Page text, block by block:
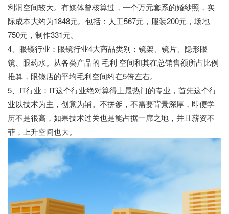
利润空间较大。有媒体曾核算过，一个万元套系的婚纱照，实
际成本大约为1848元。包括：人工567元，服装200元，场地
750元，制作331元。
4、眼镜行业：眼镜行业4大商品类别：镜架、镜片、隐形眼
镜、眼药水。从各类产品的 毛利 空间和其在总销售额所占比例
推算，眼镜店的平均毛利空间约在5倍左右。
5、IT行业：IT这个行业绝对算得上最热门的专业，首先这个行
业以技术为主，创意为辅。不拼爹，不需要背景深厚，即便学
历不是很高，如果技术过关也是能占据一席之地，并且薪资不
菲，上升空间也大。